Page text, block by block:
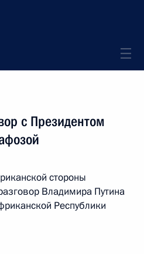
с Президентом
стороны
Владимира Путина
Республики